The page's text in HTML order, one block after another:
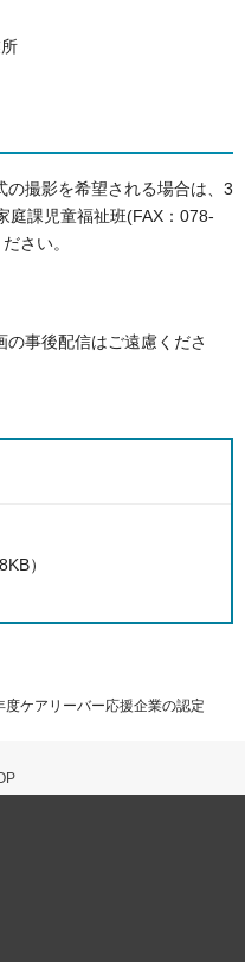
撮影を希望される場合は、3
庭課児童福祉班(FAX：078-
さい。
事後配信はご遠慮くださ
）
度ケアリーバー応援企業の認定